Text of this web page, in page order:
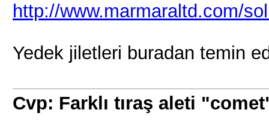
http://www.marmaraltd.com/
Yedek jiletleri buradan temin
Cvp: Farklı tıraş aleti